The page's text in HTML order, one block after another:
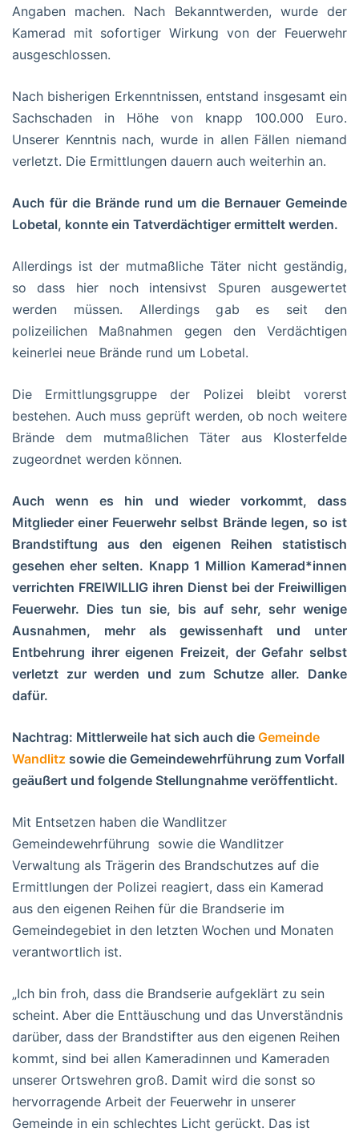
Angaben machen. Nach Bekanntwerden, wurde der
Kamerad mit sofortiger Wirkung von der Feuerwehr
ausgeschlossen.
Nach bisherigen Erkenntnissen, entstand insgesamt ein
Sachschaden in Höhe von knapp 100.000 Euro.
Unserer Kenntnis nach, wurde in allen Fällen niemand
verletzt. Die Ermittlungen dauern auch weiterhin an.
Auch für die Brände rund um die Bernauer Gemeinde
Lobetal, konnte ein Tatverdächtiger ermittelt werden.
Allerdings ist der mutmaßliche Täter nicht geständig,
so dass hier noch intensivst Spuren ausgewertet
werden müssen. Allerdings gab es seit den
polizeilichen Maßnahmen gegen den Verdächtigen
keinerlei neue Brände rund um Lobetal.
Die Ermittlungsgruppe der Polizei bleibt vorerst
bestehen. Auch muss geprüft werden, ob noch weitere
Brände dem mutmaßlichen Täter aus Klosterfelde
zugeordnet werden können.
Auch wenn es hin und wieder vorkommt, dass
Mitglieder einer Feuerwehr selbst Brände legen, so ist
Brandstiftung aus den eigenen Reihen statistisch
gesehen eher selten. Knapp 1 Million Kamerad*innen
verrichten FREIWILLIG ihren Dienst bei der Freiwilligen
Feuerwehr. Dies tun sie, bis auf sehr, sehr wenige
Ausnahmen, mehr als gewissenhaft und unter
Entbehrung ihrer eigenen Freizeit, der Gefahr selbst
verletzt zur werden und zum Schutze aller. Danke
dafür.
Nachtrag: Mittlerweile hat sich auch die Gemeinde
Wandlitz sowie die Gemeindewehrführung zum Vorfall
geäußert und folgende Stellungnahme veröffentlicht.
Mit Entsetzen haben die Wandlitzer
Gemeindewehrführung sowie die Wandlitzer
Verwaltung als Trägerin des Brandschutzes auf die
Ermittlungen der Polizei reagiert, dass ein Kamerad
aus den eigenen Reihen für die Brandserie im
Gemeindegebiet in den letzten Wochen und Monaten
verantwortlich ist.
„Ich bin froh, dass die Brandserie aufgeklärt zu sein
scheint. Aber die Enttäuschung und das Unverständnis
darüber, dass der Brandstifter aus den eigenen Reihen
kommt, sind bei allen Kameradinnen und Kameraden
unserer Ortswehren groß. Damit wird die sonst so
hervorragende Arbeit der Feuerwehr in unserer
Gemeinde in ein schlechtes Licht gerückt. Das ist